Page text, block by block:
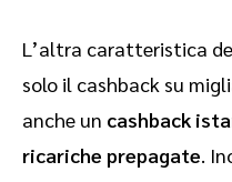
L’altra caratteristica
solo il cashback su
anche un cashback
ricariche prepagate.